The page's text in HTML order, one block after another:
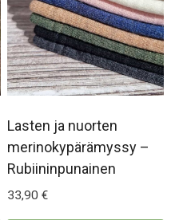
Lasten ja nuorten
merinokypärämyssy –
Rubiininpunainen
33,90 €